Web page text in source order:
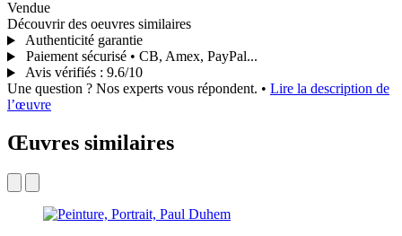
Vendue
Découvrir des oeuvres similaires
Authenticité garantie
Paiement sécurisé • CB, Amex, PayPal...
Avis vérifiés : 9.6/10
Une question ? Nos experts vous répondent. • Lire la description de
l’œuvre
Œuvres similaires